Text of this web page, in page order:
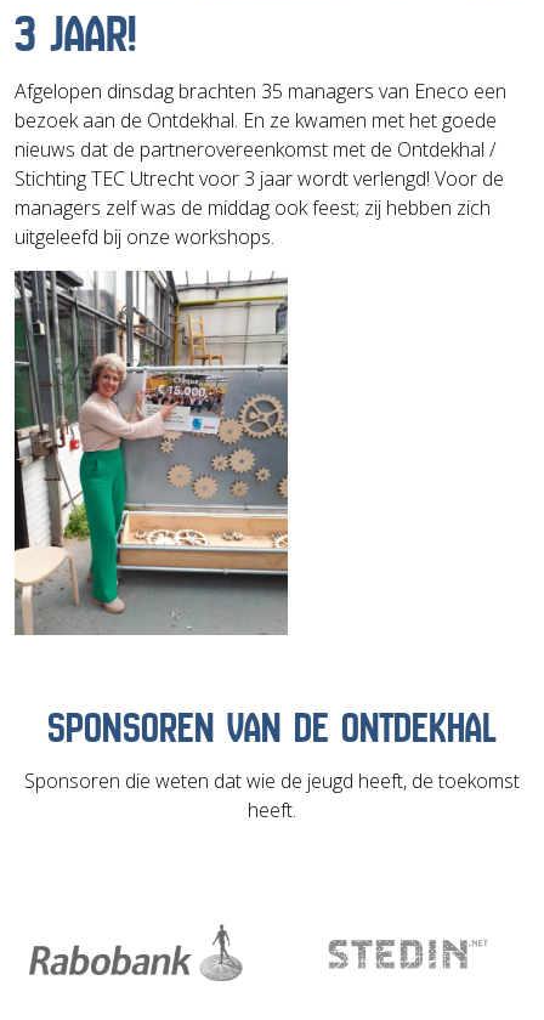
3 JAAR!
Afgelopen dinsdag brachten 35 managers van Eneco een
bezoek aan de Ontdekhal. En ze kwamen met het goede
nieuws dat de partnerovereenkomst met de Ontdekhal /
Stichting TEC Utrecht voor 3 jaar wordt verlengd! Voor de
managers zelf was de middag ook feest; zij hebben zich
uitgeleefd bij onze workshops.
SPONSOREN VAN DE ONTDEKHAL
Sponsoren die weten dat wie de jeugd heeft, de toekomst
heeft.